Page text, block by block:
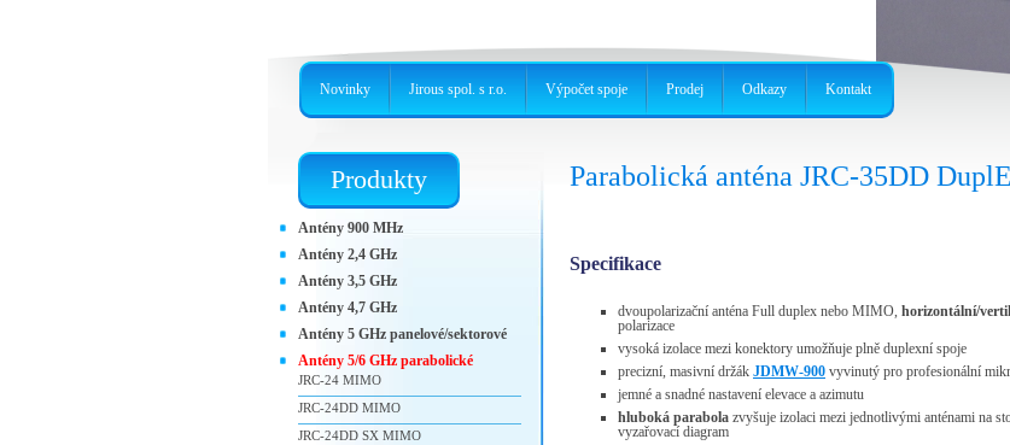
Parabolická anténa JRC-35DD
Specifikace
dvoupolarizační anténa Full duplex nebo MIMO, horizontální/
polarizace
vysoká izolace mezi konektory umožňuje plně duplexní spoje
precizní, masivní držák JDMW-900 vyvinutý pro profesionální
jemné a snadné nastavení elevace a azimutu
hluboká parabola zvyšuje izolaci mezi jednotlivými anténami na
vyzařovací diagram
Produkty
Antény 900 MHz
Antény 2,4 GHz
Antény 3,5 GHz
Antény 4,7 GHz
Antény 5 GHz panelové/sektorové
Antény 5/6 GHz parabolické
JRC-24 MIMO
JRC-24DD MIMO
JRC-24DD SX MIMO
Novinky Jirous spol. s r.o. Výpočet spoje Prodej Odkazy Kontakt